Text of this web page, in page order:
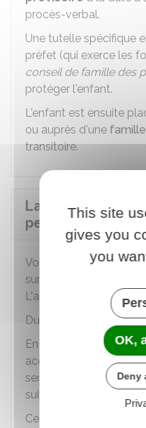
procès-verbal.
Une tutelle spécifique
préfet (qui exerce les
conseil de famille des
protéger l'enfant.
L'enfant est ensuite
ou auprès d'une
transitoire.
La femme qui a
peut-elle revenir
Vous disposez d'un
sur votre décision et
L'abandon reste donc
Durant cette période,
En revanche, si vous
accompagnement
services du
suivent la restitution de
Ce suivi a pour but de
This site
gives you
you
OK,
Deny